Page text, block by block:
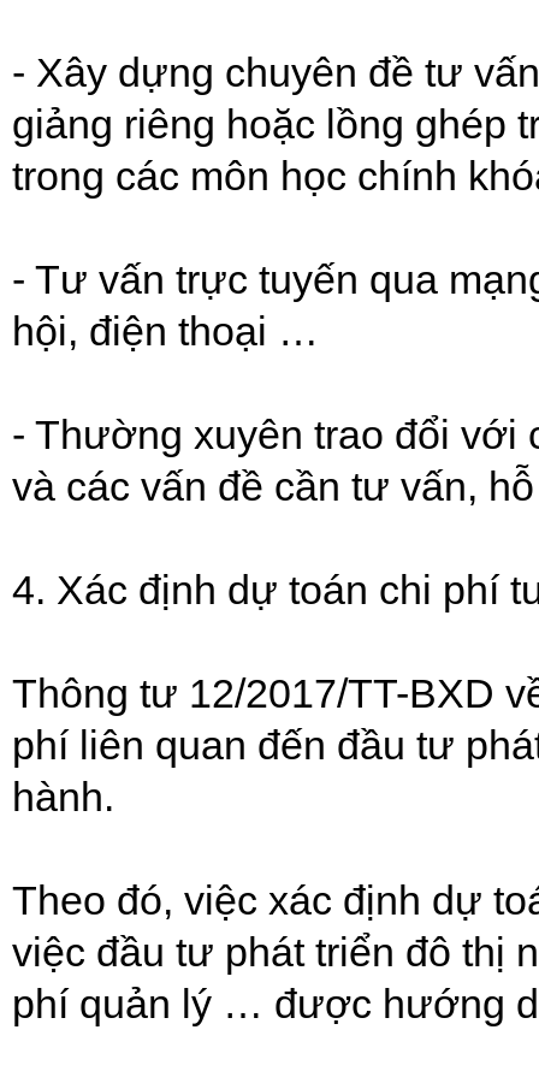
- Xây dựng chuyên đề tư
giảng riêng hoặc lồng ghép
trong các môn học chính
- Tư vấn trực tuyến qua
hội, điện thoại …
- Thường xuyên trao đổi với
và các vấn đề cần tư vấn,
4. Xác định dự toán chi phí
Thông tư 12/2017/TT-BXD
phí liên quan đến đầu tư
hành.
Theo đó, việc xác định dự
việc đầu tư phát triển đô thị
phí quản lý … được hướng